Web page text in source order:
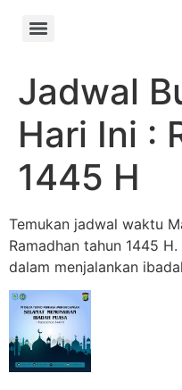
Jadwal
Hari Ini :
1445 H
Temukan jadwal waktu
Ramadhan tahun 1445
dalam menjalankan